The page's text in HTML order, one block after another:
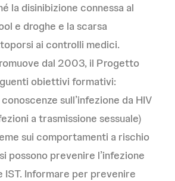
la disinibizione connessa al
e droghe e la scarsa
ai controlli medici.
dal 2003, il Progetto
obiettivi formativi:
sull’infezione da HIV
a trasmissione sessuale)
sui comportamenti a rischio
possono prevenire l’infezione
IST. Informare per prevenire